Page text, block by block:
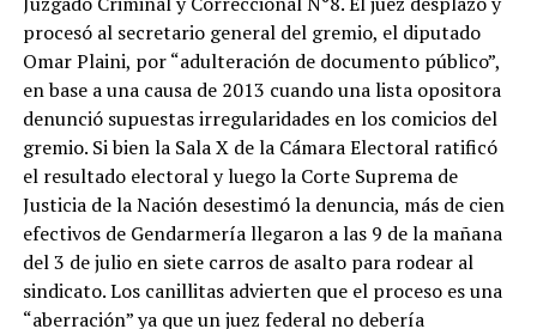
procesó al secretario general del gremio, el diputado
Omar Plaini, por “adulteración de documento público”,
en base a una causa de 2013 cuando una lista opositora
denunció supuestas irregularidades en los comicios del
gremio. Si bien la Sala X de la Cámara Electoral ratificó
el resultado electoral y luego la Corte Suprema de
Justicia de la Nación desestimó la denuncia, más de cien
efectivos de Gendarmería llegaron a las 9 de la mañana
del 3 de julio en siete carros de asalto para rodear al
sindicato. Los canillitas advierten que el proceso es una
“aberración” ya que un juez federal no debería